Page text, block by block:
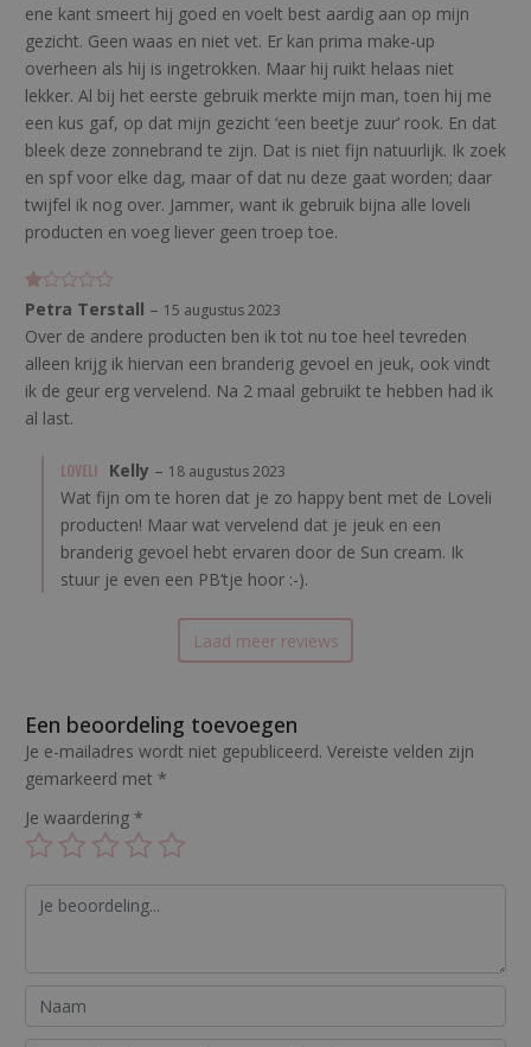
ene kant smeert hij goed en voelt best aardig aan op mijn
gezicht. Geen waas en niet vet. Er kan prima make-up
overheen als hij is ingetrokken. Maar hij ruikt helaas niet
lekker. Al bij het eerste gebruik merkte mijn man, toen hij me
een kus gaf, op dat mijn gezicht ‘een beetje zuur’ rook. En dat
bleek deze zonnebrand te zijn. Dat is niet fijn natuurlijk. Ik zoek
en spf voor elke dag, maar of dat nu deze gaat worden; daar
twijfel ik nog over. Jammer, want ik gebruik bijna alle loveli
producten en voeg liever geen troep toe.
G
e
w
aa
rd
ee
1
Petra Terstall – 15 augustus 2023
Over de andere producten ben ik tot nu toe heel tevreden
alleen krijg ik hiervan een branderig gevoel en jeuk, ook vindt
ik de geur erg vervelend. Na 2 maal gebruikt te hebben had ik
al last.
LOVELI Kelly – 18 augustus 2023
Wat fijn om te horen dat je zo happy bent met de Loveli
producten! Maar wat vervelend dat je jeuk en een
branderig gevoel hebt ervaren door de Sun cream. Ik
stuur je even een PB’tje hoor :-).
Laad meer reviews
Een beoordeling toevoegen
Je e-mailadres wordt niet gepubliceerd. Vereiste velden zijn
gemarkeerd met *
Je waardering *